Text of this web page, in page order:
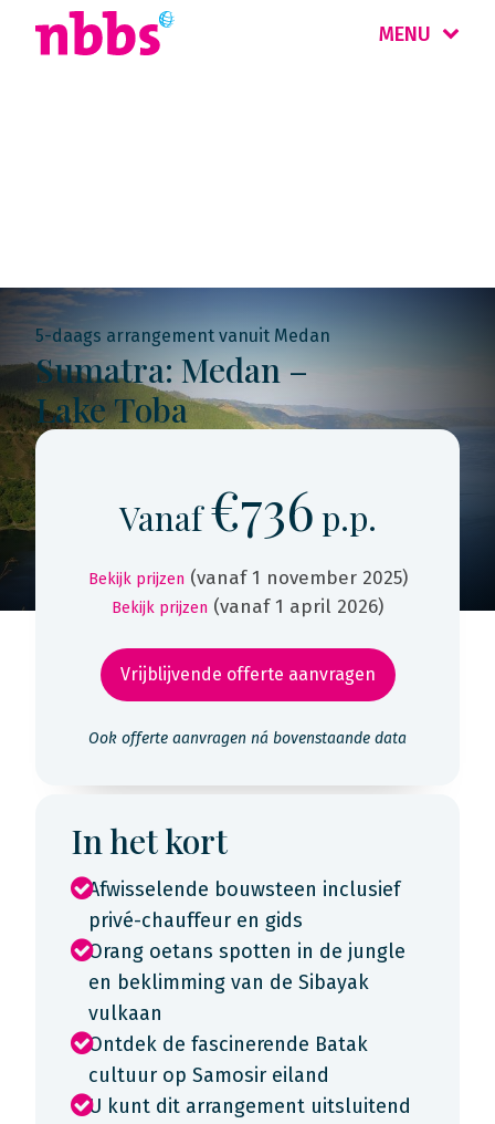
MENU
5-daags arrangement vanuit Medan
Sumatra: Medan –
Lake Toba
Vanaf€736 p.p.
Bekijk prijzen (vanaf 1 november 2025)
Bekijk prijzen (vanaf 1 april 2026)
Vrijblijvende offerte aanvragen
Ook offerte aanvragen ná bovenstaande data
In het kort
Afwisselende bouwsteen inclusief
privé-chauffeur en gids
Orang oetans spotten in de jungle
en beklimming van de Sibayak
vulkaan
Ontdek de fascinerende Batak
cultuur op Samosir eiland
U kunt dit arrangement uitsluitend